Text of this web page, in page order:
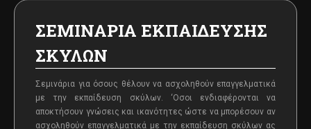
ΣΕΜΙΝΑΡΙΑ ΕΚΠΑΙΔΕΥΣΗΣ
ΣΚΥΛΩΝ
Σεμινάρια για όσους θέλουν να ασχοληθούν επαγγελματικά
με την εκπαίδευση σκύλων. ‘Oσοι ενδιαφέρονται να
αποκτήσουν γνώσεις και ικανότητες ώστε να μπορέσουν αν
ασχοληθούν επαγγελματικά με την εκπαίδευση σκύλων ας